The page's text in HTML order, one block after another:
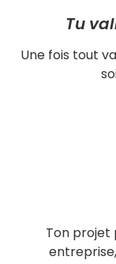
Tu
Une fois tout
Ton projet